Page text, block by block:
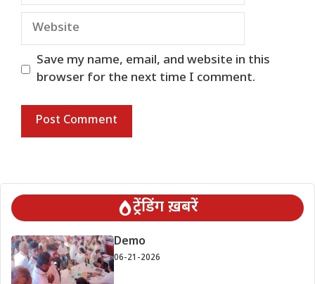
Website
Save my name, email, and website in this
browser for the next time I comment.
ट्रेंडिंग ख़बरें
Demo
06-21-2026